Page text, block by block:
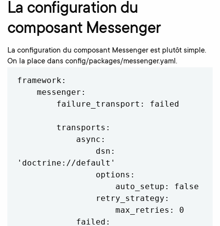
La configuration du
composant Messenger
La configuration du composant Messenger est plutôt simple.
On la place dans config/packages/messenger.yaml.
framework:
'doctrine://default'